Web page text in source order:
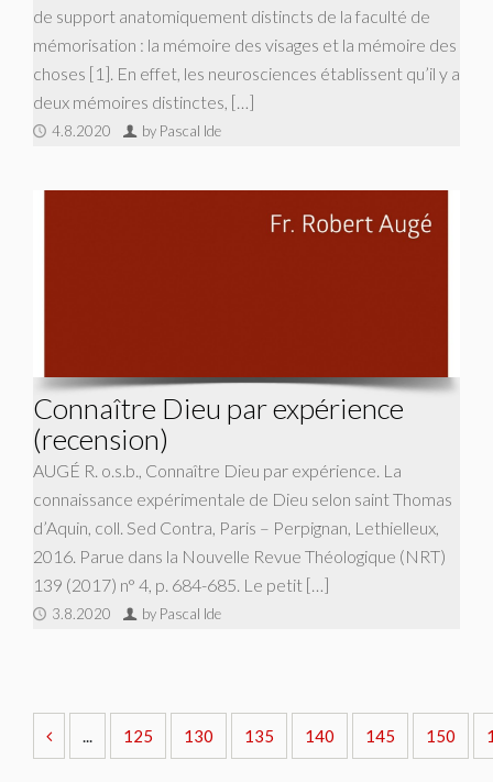
de support anatomiquement distincts de la faculté de
mémorisation : la mémoire des visages et la mémoire des
choses [1]. En effet, les neurosciences établissent qu’il y a
deux mémoires distinctes, […]
4.8.2020 by Pascal Ide
Connaître Dieu par expérience
(recension)
AUGÉ R. o.s.b., Connaître Dieu par expérience. La
connaissance expérimentale de Dieu selon saint Thomas
d’Aquin, coll. Sed Contra, Paris – Perpignan, Lethielleux,
2016. Parue dans la Nouvelle Revue Théologique (NRT)
139 (2017) n° 4, p. 684-685. Le petit […]
3.8.2020 by Pascal Ide
... 125 130 135 140 145 150